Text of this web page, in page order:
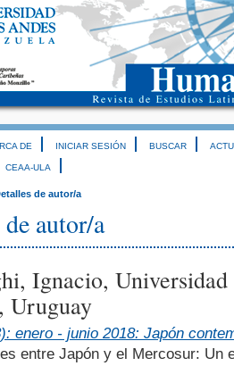
DE INICIAR SESIÓN BUSCAR
CEAA-ULA
de autor/a
autor/a
Ignacio,
Uruguay
enero - junio 2018: Japón
entre Japón y el Mercosur: Un